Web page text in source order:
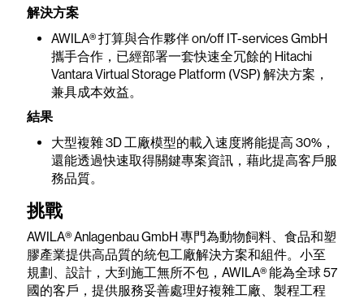
解決方案
AWILA® 打算與合作夥伴 on/off IT-services GmbH
攜手合作，已經部署一套快速全冗餘的 Hitachi
Vantara Virtual Storage Platform (VSP) 解決方案，
兼具成本效益。
結果
大型複雜 3D 工廠模型的載入速度將能提高 30%，
還能透過快速取得關鍵專案資訊，藉此提高客戶服
務品質。
挑戰
AWILA® Anlagenbau GmbH 專門為動物飼料、食品和塑
膠產業提供高品質的統包工廠解決方案和組件。小至
規劃、設計，大到施工無所不包，AWILA® 能為全球 57
國的客戶，提供服務妥善處理好複雜工廠、製程工程